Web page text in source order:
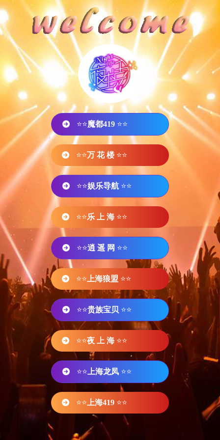
⭐⭐魔都419 ⭐⭐
⭐⭐万 花 楼 ⭐⭐
⭐⭐娱乐导航 ⭐⭐
⭐⭐乐 上 海 ⭐⭐
⭐⭐逍 遥 网 ⭐⭐
⭐⭐ 上海狼盟 ⭐⭐
⭐⭐贵族宝贝 ⭐⭐
⭐⭐夜 上 海 ⭐⭐
⭐⭐ 上海龙凤 ⭐⭐
⭐⭐ 上海419 ⭐⭐